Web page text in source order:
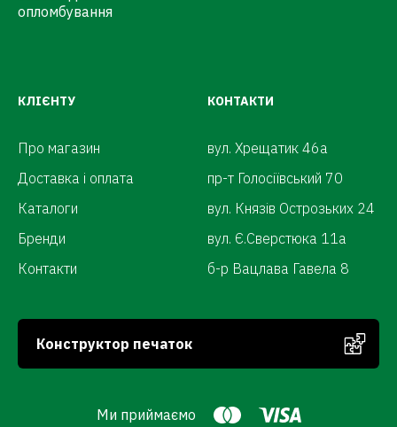
опломбування
КЛІЄНТУ
Про магазин
Доставка і оплата
Каталоги
Бренди
Контакти
КОНТАКТИ
вул. Хрещатик 46а
пр-т Голосіївський 70
вул. Князів Острозьких 24
вул. Є.Сверстюка 11а
б-р Вацлава Гавела 8
Конструктор печаток
Ми приймаємо